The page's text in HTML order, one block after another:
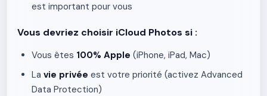
est important pour vous
Vous devriez choisir iCloud Photos si :
Vous êtes 100% Apple (iPhone, iPad, Mac)
La vie privée est votre priorité (activez Advanced
Data Protection)